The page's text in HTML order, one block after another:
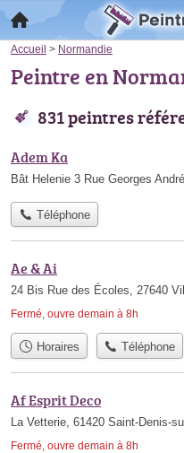
Accueil > Normandie
Peintre en
831 peintres
Adem Ka
Bât Helenie 3 Rue Georges
Téléphone
Ae & Ai
24 Bis Rue des Écoles, 27640
Fermé, ouvre demain à 8h
Horaires Téléphone
Af Esprit Deco
La Vetterie, 61420 Saint-Denis-
Fermé, ouvre demain à 8h